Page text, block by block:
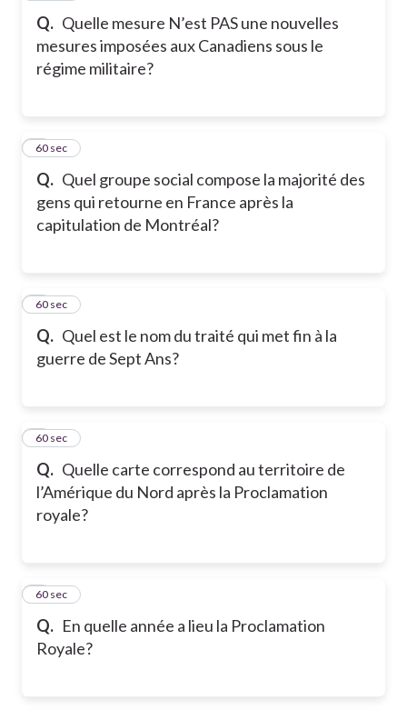
Q. Quelle mesure N’est PAS une nouvelles
mesures imposées aux Canadiens sous le
régime militaire?
Q. Quel groupe social compose la majorité des
gens qui retourne en France après la
capitulation de Montréal?
360 sec
Q. Quel est le nom du traité qui met fin à la
guerre de Sept Ans?
460 sec
Q. Quelle carte correspond au territoire de
l’Amérique du Nord après la Proclamation
royale?
560 sec
Q. En quelle année a lieu la Proclamation
Royale?
660 sec